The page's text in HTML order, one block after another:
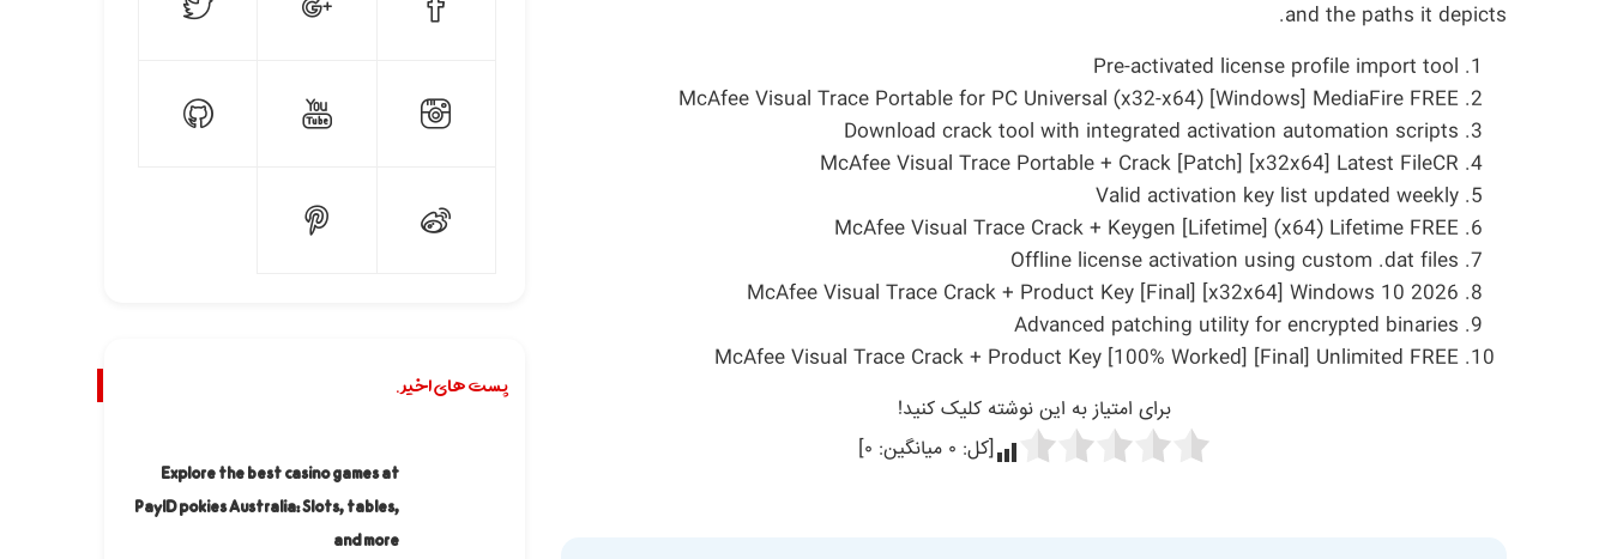
and the paths it depicts.
Pre-activated license profile import tool
McAfee Visual Trace Portable for PC Universal (x32-x64) [Windows] MediaFire FREE
Download crack tool with integrated activation automation scripts
McAfee Visual Trace Portable + Crack [Patch] [x32x64] Latest FileCR
Valid activation key list updated weekly
McAfee Visual Trace Crack + Keygen [Lifetime] (x64) Lifetime FREE
Offline license activation using custom .dat files
McAfee Visual Trace Crack + Product Key [Final] [x32x64] Windows 10 2026
Advanced patching utility for encrypted binaries
McAfee Visual Trace Crack + Product Key [100% Worked] [Final] Unlimited FREE
برای امتیاز به این نوشته کلیک کنید!
[کل: ۰ میانگین: ۰]
پست های اخیر.
Explore the best casino games at
PayID pokies Australia: Slots, tables,
and more